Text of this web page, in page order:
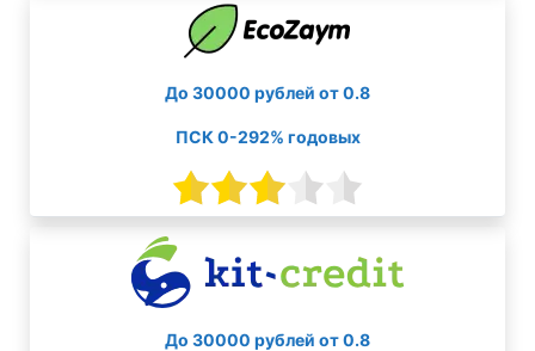
До 30000 рублей от 0.8
ПСК 0-292% годовых
До 30000 рублей от 0.8